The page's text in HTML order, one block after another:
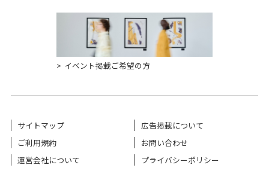
イベント掲載ご希望の方
サイトマップ
広告掲載について
ご利用規約
お問い合わせ
運営会社について
プライバシーポリシー